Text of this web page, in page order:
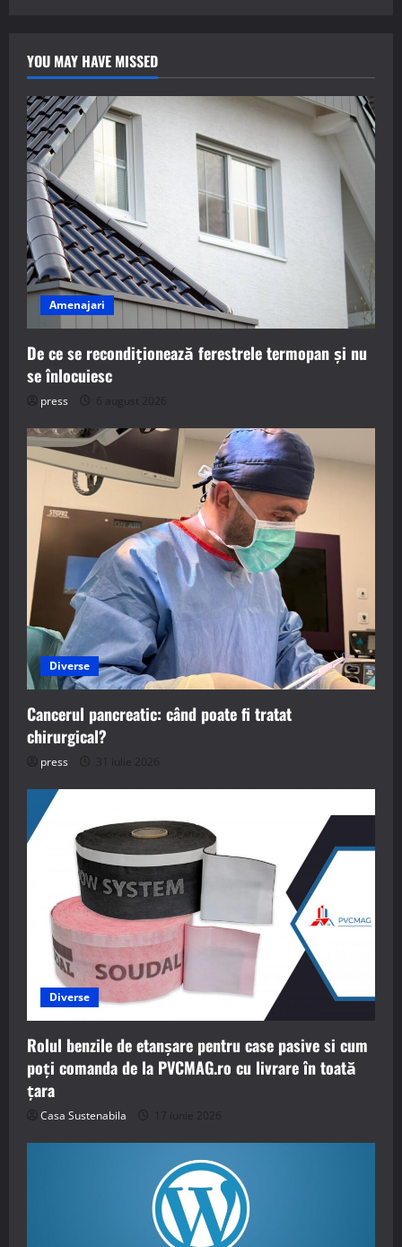
YOU MAY HAVE MISSED
Amenajari
De ce se recondiționează ferestrele termopan și nu
se înlocuiesc
press 6 august 2026
Diverse
Cancerul pancreatic: când poate fi tratat
chirurgical?
press 31 iulie 2026
Diverse
Rolul benzile de etanșare pentru case pasive si cum
poți comanda de la PVCMAG.ro cu livrare în toată
țara
Casa Sustenabila 17 iunie 2026